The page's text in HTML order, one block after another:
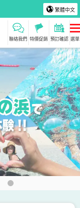
繁體中文
聯絡我們 特價促銷 預訂確認 選單